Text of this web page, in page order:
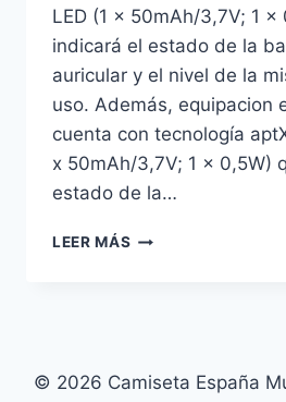
LED (1 x 50mAh/3,7V; 1 x
indicará el estado de la
auricular y el nivel de la
uso. Además, equipacion
cuenta con tecnología
x 50mAh/3,7V; 1 x 0,5W)
estado de la…
LEER MÁS CAMISETA
© 2026 Camiseta España